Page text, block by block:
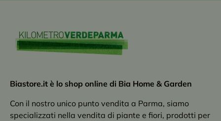
Biastore.it è lo shop online di Bia Home & Garden
Con il nostro unico punto vendita a Parma, siamo
specializzati nella vendita di piante e fiori, prodotti per